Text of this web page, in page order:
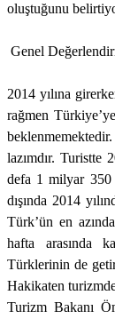
oluştuğunu
Genel
2014 yılına
rağmen
lazımdır. Turistte
defa 1 milyar 350
dışında 2014
Türk’ün en
hafta arasında
Türklerinin de
Hakikaten
Turizm Bakanı